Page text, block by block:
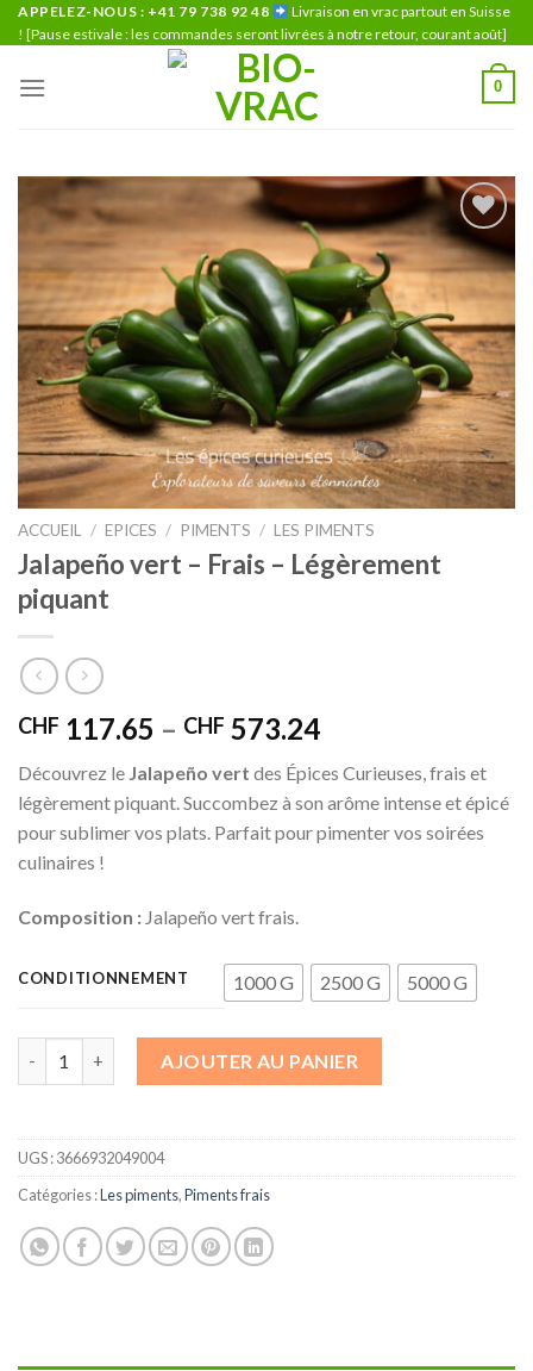
Skip
to
APPELEZ-NOUS : +41 79 738 92 48
Livraison en vrac partout en Suisse
! [Pause estivale : les commandes seront livrées à notre retour, courant août]
0
Ajouter
à la liste
souhaits
ACCUEIL / EPICES / PIMENTS / LES PIMENTS
Jalapeño vert – Frais – Légèrement
piquant
CHF 117.65 – CHF 573.24
Découvrez le Jalapeño vert des Épices Curieuses, frais et
légèrement piquant. Succombez à son arôme intense et épicé
pour sublimer vos plats. Parfait pour pimenter vos soirées
culinaires !
Composition : Jalapeño vert frais.
CONDITIONNEMENT 1000 G 2500 G 5000 G
AJOUTER AU PANIER
UGS :3666932049004
Catégories :Les piments,Piments frais